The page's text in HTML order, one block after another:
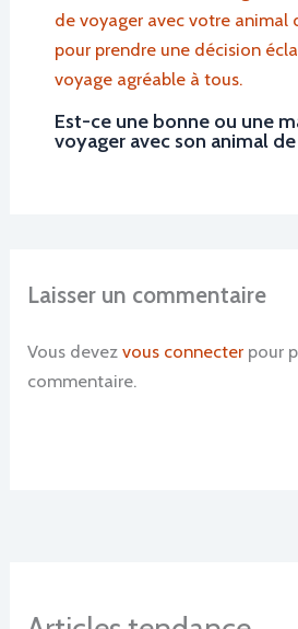
Est-ce une bonne ou une
voyager avec son animal
Laisser un commentaire
Vous devezvous connecter pour
commentaire.